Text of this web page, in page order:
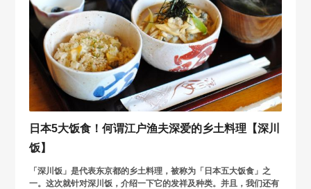
日本5大饭食！何谓江户渔夫深爱的乡土料理【深川
饭】
「深川饭」是代表东京都的乡土料理，被称为「日本五大饭食」之
一。这次就针对深川饭，介绍一下它的发祥及种类。并且，我们还有